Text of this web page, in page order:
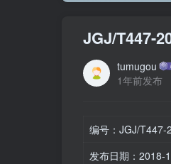
JGJ/T447-
tumugou
1年前发布
编号：JGJ/T447-
发布日期：2018-